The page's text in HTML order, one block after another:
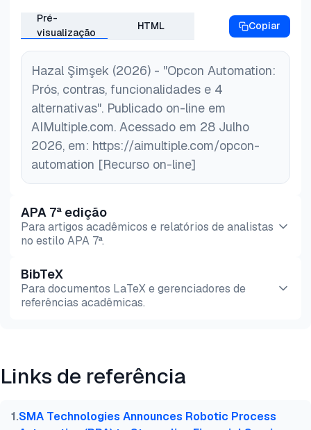
Pré-
visualização
HTML Copiar
Hazal Şimşek (2026) - "Opcon Automation:
Prós, contras, funcionalidades e 4
alternativas". Publicado on-line em
AIMultiple.com. Acessado em 28 Julho
2026, em: https://aimultiple.com/opcon-
automation [Recurso on-line]
APA 7ª edição
Para artigos acadêmicos e relatórios de analistas
no estilo APA 7ª.
Pré-
visualização
HTML
BibTeX
Para documentos LaTeX e gerenciadores de
referências acadêmicas.
@misc{simsek2026,
title  = {{Opcon Automation: Prós, contras,
  year   = {2026},
Links de referência
1.SMA Technologies Announces Robotic Process